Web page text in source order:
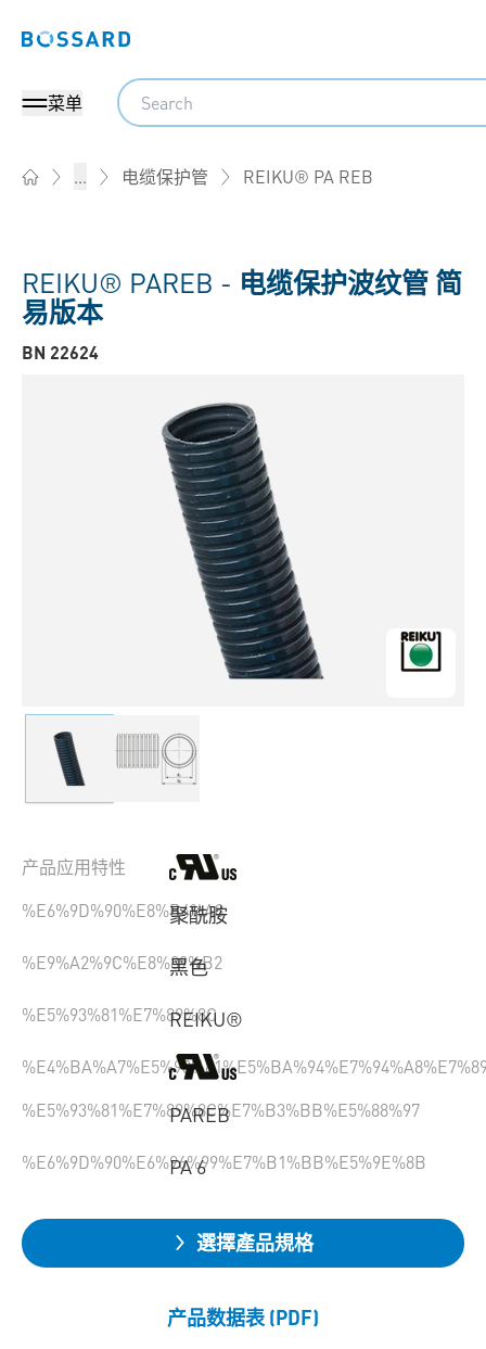
Bossard homepage
菜单
Search
... 电缆保护管 REIKU® PA REB
REIKU® PAREB - 电缆保护波纹管 简
易版本
BN 22624
产品应用特性
%E6%9D%90%E8%B4%A8
聚酰胺
%E9%A2%9C%E8%89%B2
黑色
%E5%93%81%E7%89%8C
REIKU®
%E5%93%81%E7%89%8C%E7%B3%BB%E5%88%97
PAREB
%E6%9D%90%E6%96%99%E7%B1%BB%E5%9E%8B
PA 6
選擇產品規格
产品数据表 (PDF)